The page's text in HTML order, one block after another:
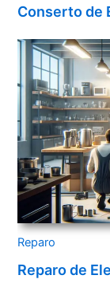
Conserto de
Reparo
Reparo de